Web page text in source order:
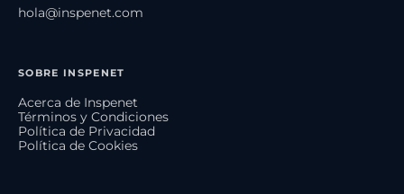
hola@inspenet.com
SOBRE INSPENET
Acerca de Inspenet
Términos y Condiciones
Política de Privacidad
Política de Cookies